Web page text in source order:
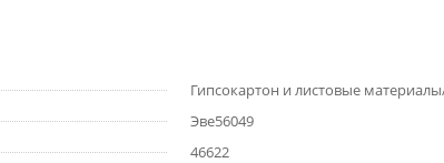
Гипсокартон и листовые
Эве56049
46622